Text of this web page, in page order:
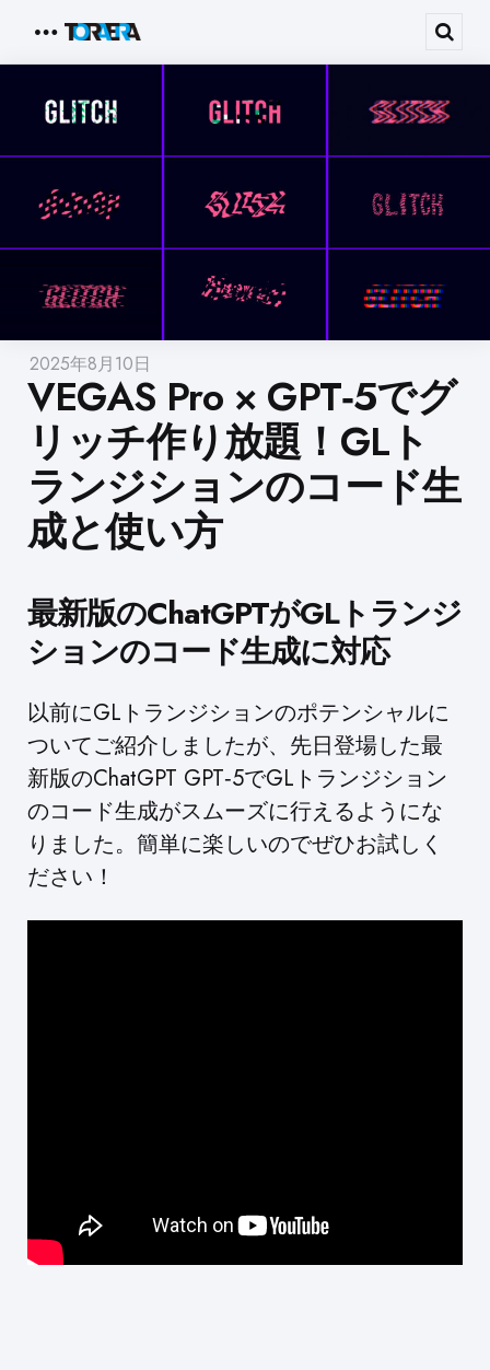
Menu
2025年8月10日
VEGAS Pro × GPT‑5でグ
リッチ作り放題！GLト
ランジションのコード生
成と使い方
最新版のChatGPTがGLトランジ
ションのコード生成に対応
以前にGLトランジションのポテンシャルに
ついてご紹介しましたが、先日登場した最
新版のChatGPT GPT‑5でGLトランジション
のコード生成がスムーズに行えるようにな
りました。簡単に楽しいのでぜひお試しく
ださい！